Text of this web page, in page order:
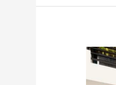
Casa
Yacip